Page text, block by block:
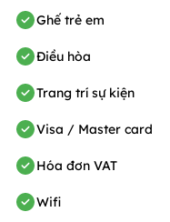
Ghế trẻ em
Điều hòa
Trang trí sự kiện
Visa / Master card
Hóa đơn VAT
Wifi